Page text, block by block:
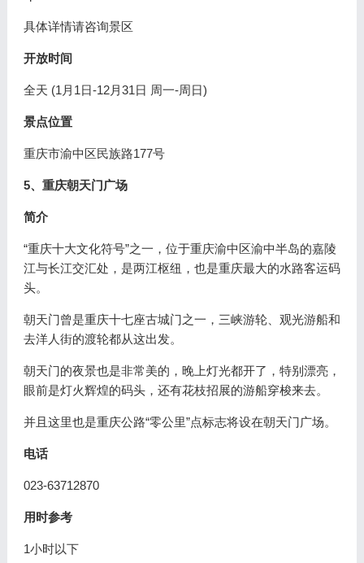
具体详情请咨询景区
开放时间
全天 (1月1日-12月31日 周一-周日)
景点位置
重庆市渝中区民族路177号
5、重庆朝天门广场
简介
“重庆十大文化符号”之一，位于重庆渝中区渝中半岛的嘉陵
江与长江交汇处，是两江枢纽，也是重庆最大的水路客运码
头。
朝天门曾是重庆十七座古城门之一，三峡游轮、观光游船和
去洋人街的渡轮都从这出发。
朝天门的夜景也是非常美的，晚上灯光都开了，特别漂亮，
眼前是灯火辉煌的码头，还有花枝招展的游船穿梭来去。
并且这里也是重庆公路“零公里”点标志将设在朝天门广场。
电话
023-63712870
用时参考
1小时以下